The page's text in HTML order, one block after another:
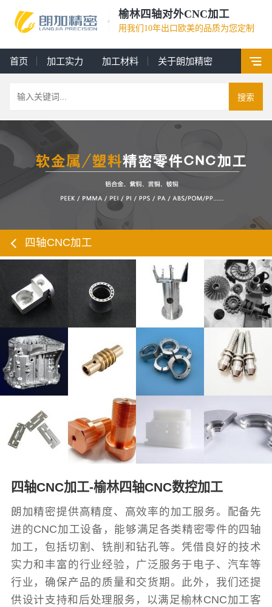
榆林四轴对外CNC加工
用我们10年出口欧美的品质为您定制
首页 加工实力 加工材料 关于朗加精密
搜索
四轴CNC加工
四轴CNC加工-榆林四轴CNC数控加工
朗加精密提供高精度、高效率的加工服务。配备先
进的CNC加工设备，能够满足各类精密零件的四轴
加工，包括切割、铣削和钻孔等。凭借良好的技术
实力和丰富的行业经验，广泛服务于电子、汽车等
行业，确保产品的质量和交货期。此外，我们还提
供设计支持和后处理服务，以满足榆林CNC加工客